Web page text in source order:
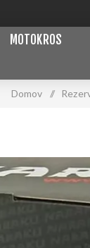
MOTOKROS
Domov /